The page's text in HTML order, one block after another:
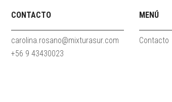
CONTACTO
carolina.rosano@mixturasur.com
+56 9 43430023
MENÚ
Contacto